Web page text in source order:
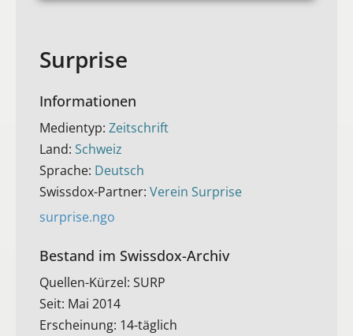
Surprise
Informationen
Medientyp: Zeitschrift
Land: Schweiz
Sprache: Deutsch
Swissdox-Partner: Verein Surprise
surprise.ngo
Bestand im Swissdox-Archiv​
Quellen-Kürzel: SURP
Seit: Mai 2014
Erscheinung: 14-täglich